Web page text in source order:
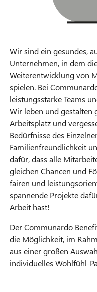
Wir sind ein gesundes,
Unternehmen, in dem
Weiterentwicklung von
spielen. Bei
leistungsstarke Teams
Wir leben und gestalten
Arbeitsplatz und
Bedürfnisse des
Familienfreundlichkeit
dafür, dass alle
gleichen Chancen und
fairen und
spannende Projekte
Arbeit hast!
Der Communardo
die Möglichkeit, im
aus einer großen
individuelles Wohlfühl-